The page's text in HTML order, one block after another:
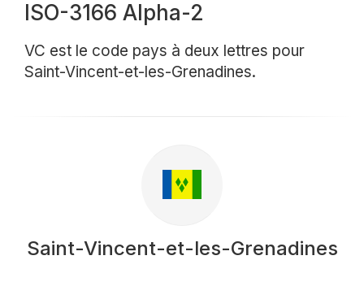
ISO-3166 Alpha-2
VC est le code pays à deux lettres pour
Saint-Vincent-et-les-Grenadines.
Saint-Vincent-et-les-Grenadines